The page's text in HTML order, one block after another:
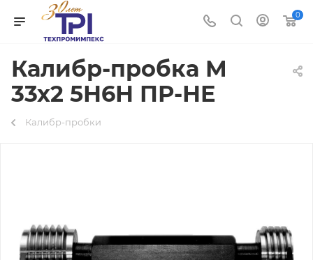
0
Калибр-пробка М
33х2 5Н6Н ПР-НЕ
Калибр-пробки